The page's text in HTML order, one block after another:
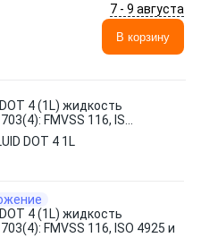
7 - 9 августа
В корзину
4 (1L) жидкость
FMVSS 116, ISO
DOT 4 1L
4 (1L) жидкость
FMVSS 116, ISO 4925 и